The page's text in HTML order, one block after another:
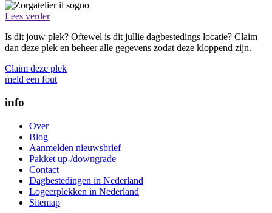
Lees verder
Is dit jouw plek? Oftewel is dit jullie dagbestedings locatie? Claim
dan deze plek en beheer alle gegevens zodat deze kloppend zijn.
Claim deze plek
meld een fout
info
Over
Blog
Aanmelden nieuwsbrief
Pakket up-/downgrade
Contact
Dagbestedingen in Nederland
Logeerplekken in Nederland
Sitemap